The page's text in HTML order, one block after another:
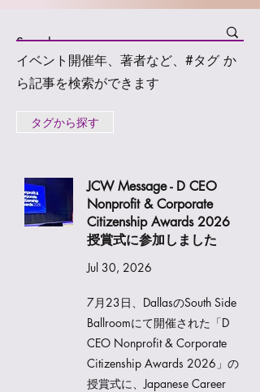
イベント開催年、著者など、#タグ か
ら記事を検索ができます
タグから探す
JCW Message - D CEO
Nonprofit & Corporate
Citizenship Awards 2026
授賞式に参加しました
Jul 30, 2026
7月23日、DallasのSouth Side
Ballroomにて開催された「D
CEO Nonprofit & Corporate
Citizenship Awards 2026」の
授賞式に、Japanese Career